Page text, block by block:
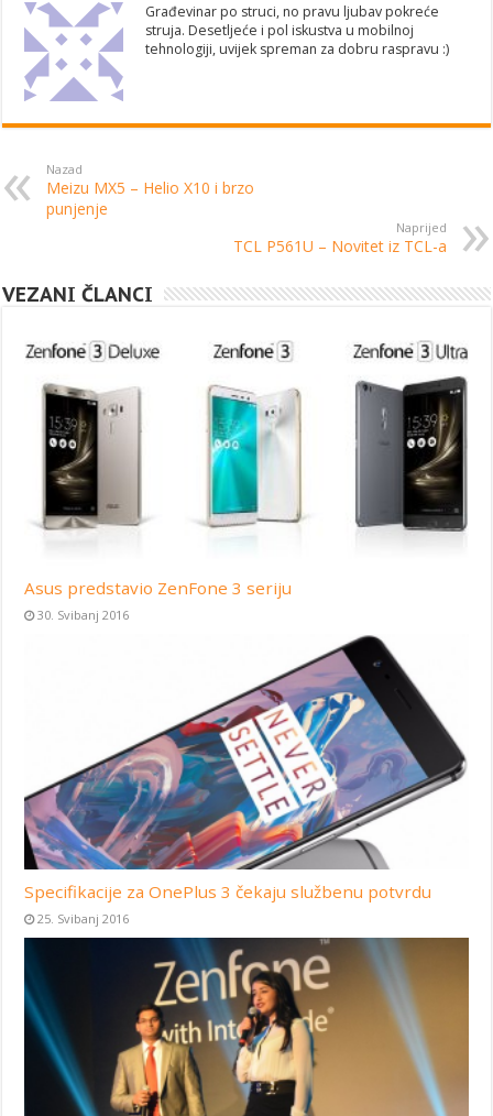
Građevinar po struci, no pravu ljubav pokreće
struja. Desetljeće i pol iskustva u mobilnoj
tehnologiji, uvijek spreman za dobru raspravu :)
Nazad
Meizu MX5 – Helio X10 i brzo
punjenje
Naprijed
TCL P561U – Novitet iz TCL-a
VEZANI ČLANCI
Asus predstavio ZenFone 3 seriju
30. Svibanj 2016
Specifikacije za OnePlus 3 čekaju službenu potvrdu
25. Svibanj 2016